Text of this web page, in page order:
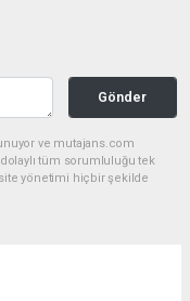
Gönder
ve mutajans.com
tüm sorumluluğu tek
yönetimi hiçbir şekilde